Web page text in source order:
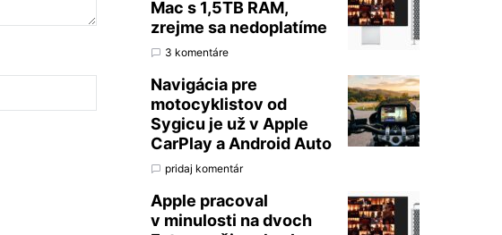
Mac s 1,5TB RAM,
zrejme sa nedoplatíme
3 komentáre
Navigácia pre
motocyklistov od
Sygicu je už v Apple
CarPlay a Android Auto
pridaj komentár
Apple pracoval
v minulosti na dvoch